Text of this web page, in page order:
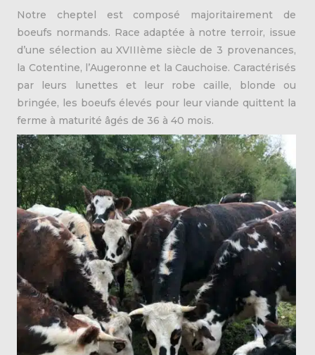
Notre cheptel est composé majoritairement de
boeufs normands. Race adaptée à notre terroir, issue
d’une sélection au XVIIIème siècle de 3 provenances,
la Cotentine, l’Augeronne et la Cauchoise. Caractérisés
par leurs lunettes et leur robe caille, blonde ou
bringée, les boeufs élevés pour leur viande quittent la
ferme à maturité âgés de 36 à 40 mois.